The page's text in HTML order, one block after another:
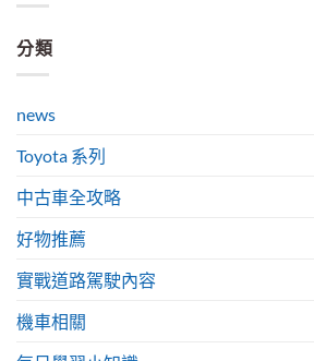
分類
news
Toyota 系列
中古車全攻略
好物推薦
實戰道路駕駛內容
機車相關